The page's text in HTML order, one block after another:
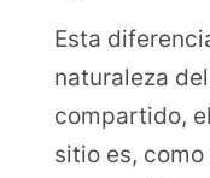
Esta
naturaleza
compartido,
sitio es,